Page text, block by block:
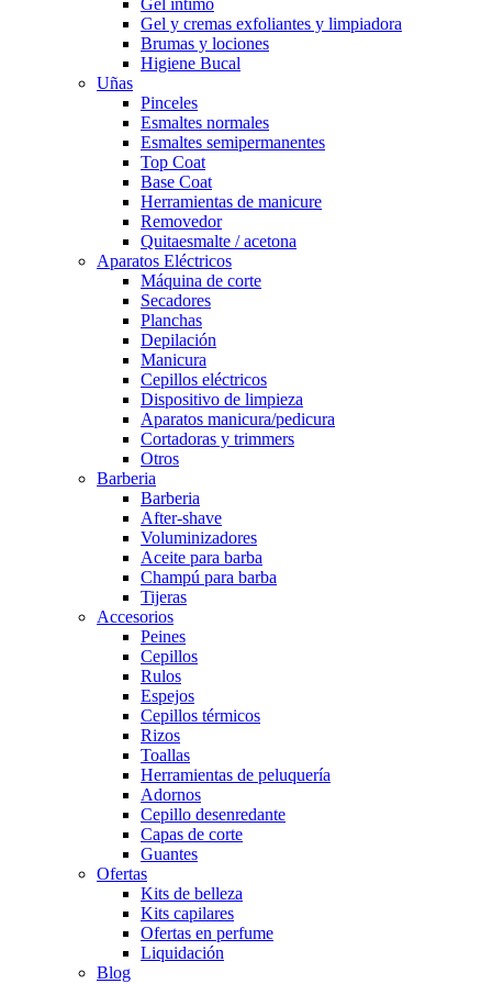
Gel íntimo
Gel y cremas exfoliantes y limpiadora
Brumas y lociones
Higiene Bucal
Uñas
Pinceles
Esmaltes normales
Esmaltes semipermanentes
Top Coat
Base Coat
Herramientas de manicure
Removedor
Quitaesmalte / acetona
Aparatos Eléctricos
Máquina de corte
Secadores
Planchas
Depilación
Manicura
Cepillos eléctricos
Dispositivo de limpieza
Aparatos manicura/pedicura
Cortadoras y trimmers
Otros
Barberia
Barberia
After-shave
Voluminizadores
Aceite para barba
Champú para barba
Tijeras
Accesorios
Peines
Cepillos
Rulos
Espejos
Cepillos térmicos
Rizos
Toallas
Herramientas de peluquería
Adornos
Cepillo desenredante
Capas de corte
Guantes
Ofertas
Kits de belleza
Kits capilares
Ofertas en perfume
Liquidación
Blog